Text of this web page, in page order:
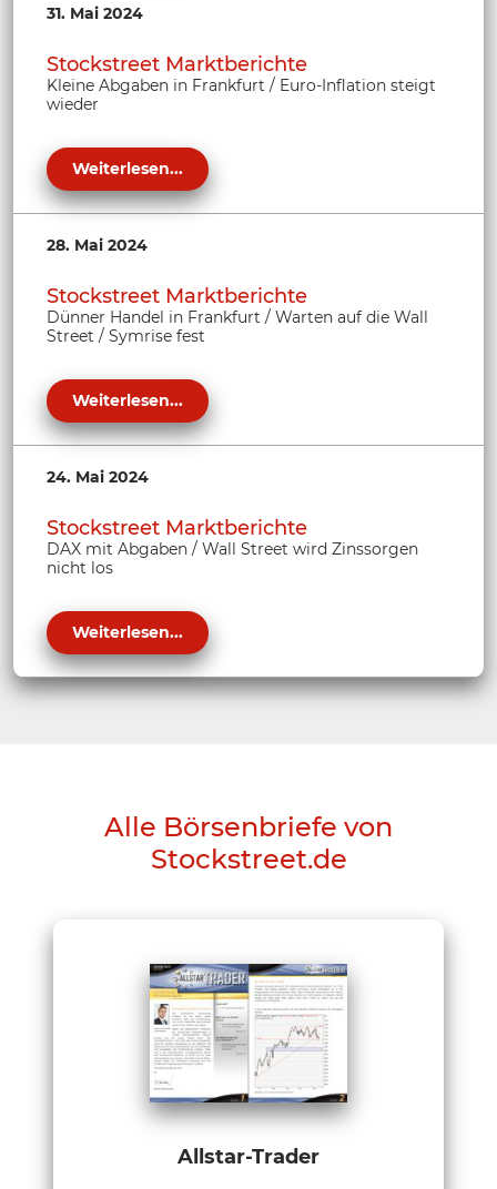
31. Mai 2024
Stockstreet Marktberichte
Kleine Abgaben in Frankfurt / Euro-Inflation steigt
wieder
Weiterlesen...
28. Mai 2024
Stockstreet Marktberichte
Dünner Handel in Frankfurt / Warten auf die Wall
Street / Symrise fest
Weiterlesen...
24. Mai 2024
Stockstreet Marktberichte
DAX mit Abgaben / Wall Street wird Zinssorgen
nicht los
Weiterlesen...
Alle Börsenbriefe von
Stockstreet.de
Allstar-Trader